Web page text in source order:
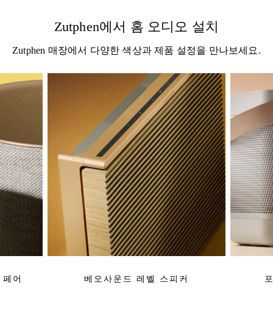
Zutphen에서 홈 오디오 설치
Zutphen 매장에서 다양한 색상과 제품 설정을 만나보세요.
어 베오사운드 레벨 스피커